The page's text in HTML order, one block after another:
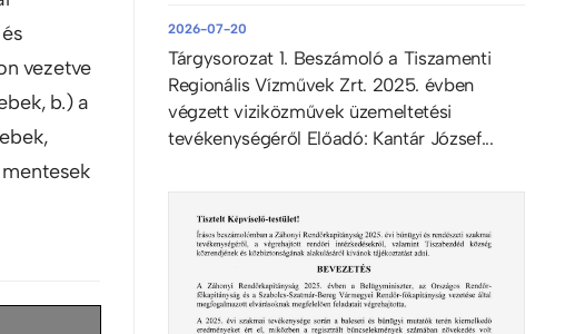
vezetve
b.) a
2026-07-20
Tárgysorozat 1. Beszámoló a Tiszamenti
Regionális Vízművek Zrt. 2025. évben
végzett viziközművek üzemeltetési
tevékenységéről Előadó: Kantár József...